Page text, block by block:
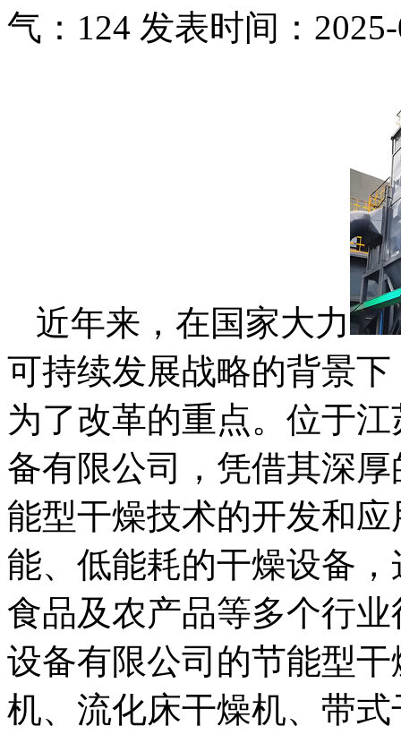
气：124 发表时间：
近年来，在国家大力
可持续发展战略的背景
为了改革的重点。位于
备有限公司，凭借其深
能型干燥技术的开发和
能、低能耗的干燥设备
食品及农产品等多个行
设备有限公司的节能型
机、流化床干燥机、带